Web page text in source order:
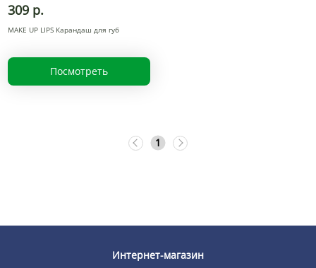
309 р.
MAKE UP LIPS Карандаш для губ
Посмотреть
1
Интернет-магазин